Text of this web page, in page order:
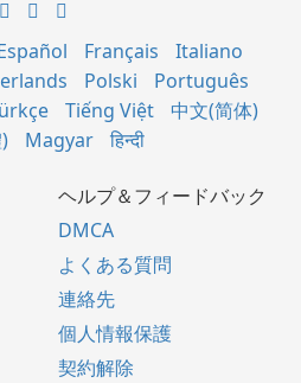
Français
Italiano
Polski
Português
Tiếng Việt
中文(简体)
Magyar हिन्दी
ヘルプ＆フィードバック
DMCA
よくある質問
連絡先
個人情報保護
契約解除